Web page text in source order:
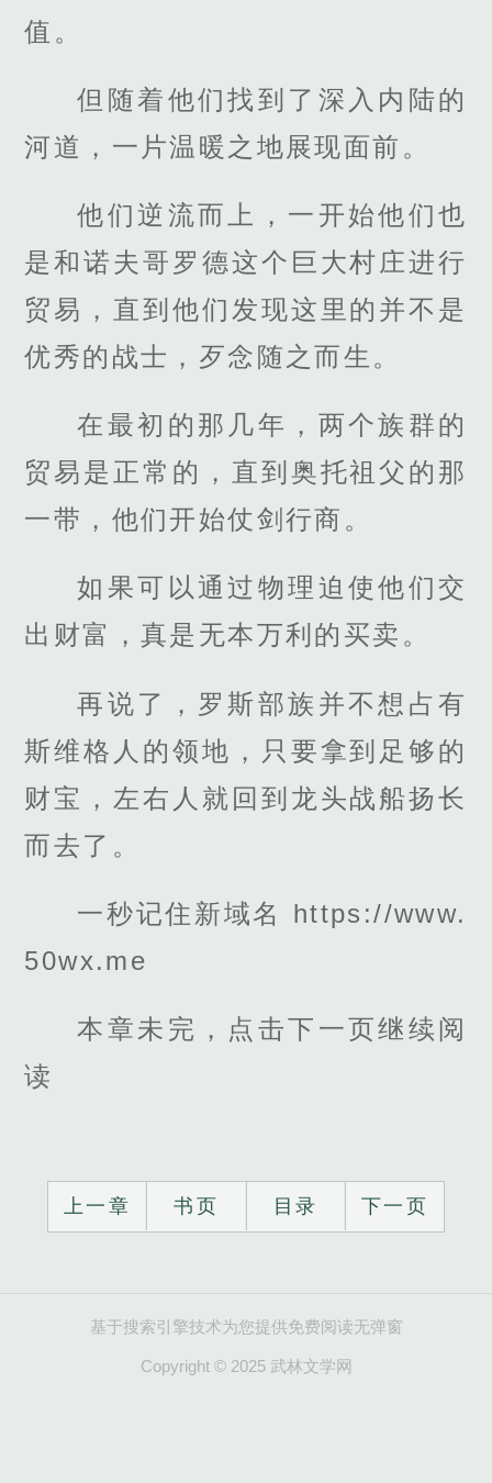
值。
但随着他们找到了深入内陆的
河道，一片温暖之地展现面前。
他们逆流而上，一开始他们也
是和诺夫哥罗德这个巨大村庄进行
贸易，直到他们发现这里的并不是
优秀的战士，歹念随之而生。
在最初的那几年，两个族群的
贸易是正常的，直到奥托祖父的那
一带，他们开始仗剑行商。
如果可以通过物理迫使他们交
出财富，真是无本万利的买卖。
再说了，罗斯部族并不想占有
斯维格人的领地，只要拿到足够的
财宝，左右人就回到龙头战船扬长
而去了。
一秒记住新域名 https://www.
50wx.me
本章未完，点击下一页继续阅
读
上一章 书页 目录 下一页
基于搜索引擎技术为您提供免费阅读无弹窗
Copyright © 2025 武林文学网